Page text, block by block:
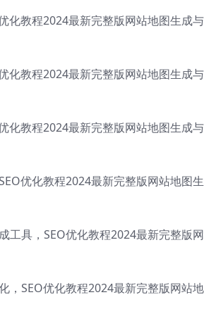
化教程2024最新完整版网站地图生成
优化教程2024最新完整版网站地图生成
化教程2024最新完整版网站地图生成
优化教程2024最新完整版网站地图
工具，SEO优化教程2024最新完整版
，SEO优化教程2024最新完整版网站